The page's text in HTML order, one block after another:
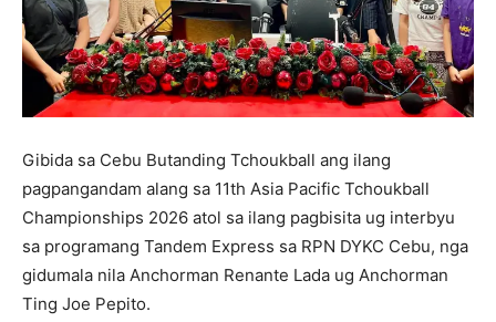
Gibida sa Cebu Butanding Tchoukball ang ilang
pagpangandam alang sa 11th Asia Pacific Tchoukball
Championships 2026 atol sa ilang pagbisita ug interbyu
sa programang Tandem Express sa RPN DYKC Cebu, nga
gidumala nila Anchorman Renante Lada ug Anchorman
Ting Joe Pepito.